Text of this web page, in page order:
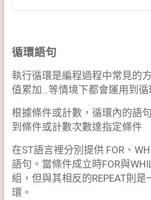
循環語句
執行循環是編程過程中常見的
值累加…等情境下都會運用到循
根據條件或計數，循環內的語
到條件或計數次數達指定條件
在ST語言裡分別提供 FOR、
語句。當條件成立時FOR與
組，但與其相反的REPEAT則
環。